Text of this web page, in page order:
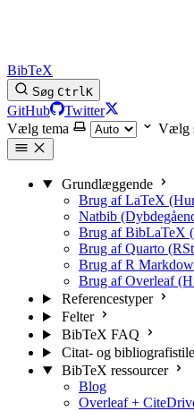
BibTeX
Søg CtrlK
GitHub
Twitter
Vælg tema
Vælg
Grundlæggende
Brug af LaTeX
Natbib
Brug af BibLaTeX
Brug af Quarto
Brug af R
Brug af Overleaf
Referencestyper
Felter
BibTeX FAQ
Citat- og bibliografistile
BibTeX ressourcer
Blog
Overleaf +